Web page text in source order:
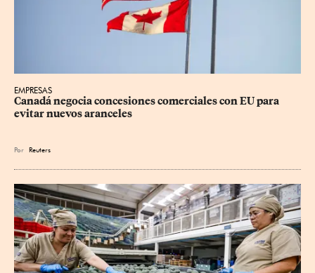
EMPRESAS
Canadá negocia concesiones comerciales con EU para
evitar nuevos aranceles
Por Reuters